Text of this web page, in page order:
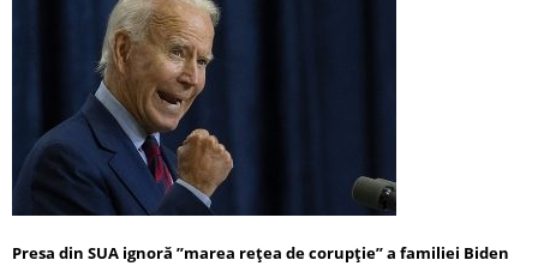
Presa din SUA ignoră ”marea reţea de corupţie” a familiei Biden